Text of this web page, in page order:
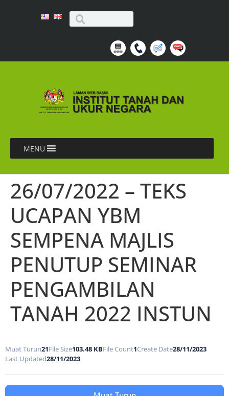
MENU
26/07/2022 – TEKS
UCAPAN YBM
SEMPENA MAJLIS
PENUTUP SEMINAR
PENGAMBILAN
TANAH 2022 INSTUN
Muat Turun21File Size103.48 KBFile Count1Create Date28/11/2023
Last Updated28/11/2023